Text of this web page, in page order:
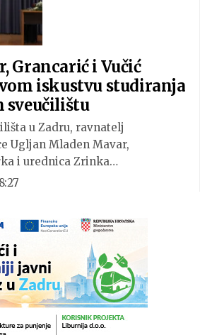
Grancarić i Vučić
iskustvu studiranja
sveučilištu
u Zadru, ravnatelj
Ugljan Mladen Mavar,
i urednica Zrinka…